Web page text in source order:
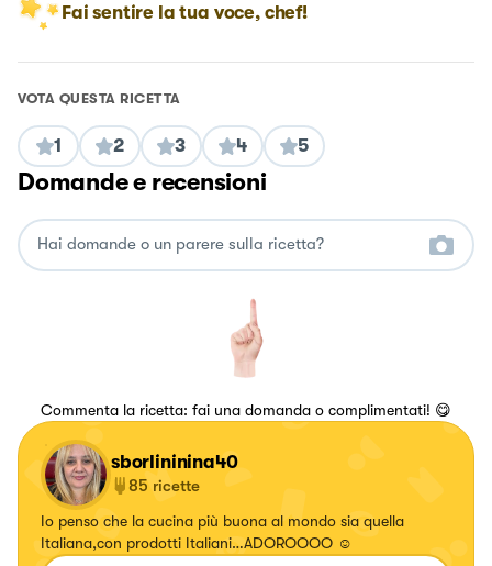
Fai sentire la tua voce, chef!
VOTA QUESTA RICETTA
1 2 3 4 5
Domande e recensioni
Commenta la ricetta: fai una domanda o complimentati! 😋
sborlininina40
85 ricette
Io penso che la cucina più buona al mondo sia quella
Italiana,con prodotti Italiani…ADOROOOO ☺️